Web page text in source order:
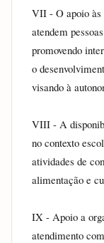
VII - O apoio às
atendem
promovendo
o
visando à
VIII - A
no contexto
atividades de
alimentação e
IX - Apoio a
atendimento